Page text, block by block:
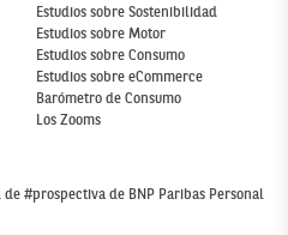
Estudios sobre Sostenibilidad
Estudios sobre Motor
Estudios sobre Consumo
Estudios sobre eCommerce
Barómetro de Consumo
Los Zooms
#prospectiva de BNP Paribas Personal